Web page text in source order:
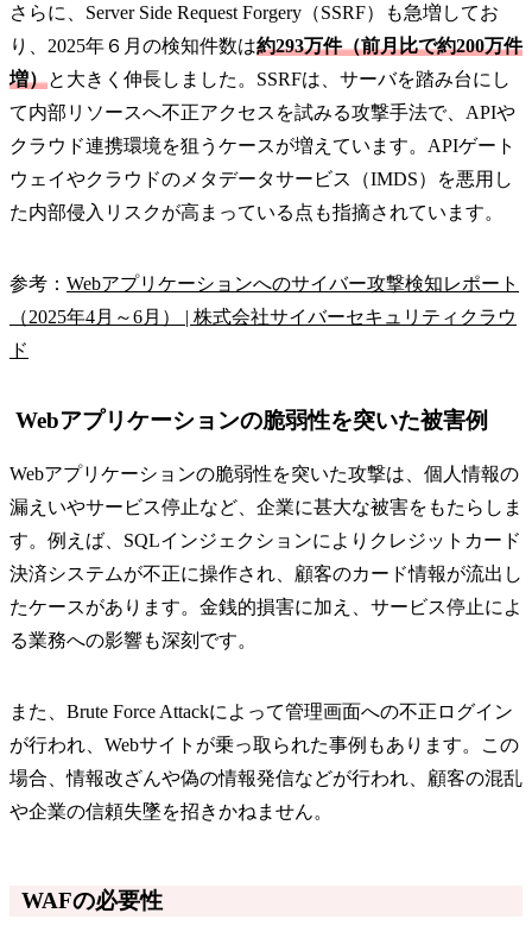
さらに、Server Side Request Forgery（SSRF）も急増してお
り、2025年６月の検知件数は約293万件（前月比で約200万件
増）と大きく伸長しました。SSRFは、サーバを踏み台にし
て内部リソースへ不正アクセスを試みる攻撃手法で、APIや
クラウド連携環境を狙うケースが増えています。APIゲート
ウェイやクラウドのメタデータサービス（IMDS）を悪用し
た内部侵入リスクが高まっている点も指摘されています。
参考： Webアプリケーションへのサイバー攻撃検知レポート
（2025年4月～6月） | 株式会社サイバーセキュリティクラウ
ド
Webアプリケーションの脆弱性を突いた被害例
Webアプリケーションの脆弱性を突いた攻撃は、個人情報の
漏えいやサービス停止など、企業に甚大な被害をもたらしま
す。例えば、SQLインジェクションによりクレジットカード
決済システムが不正に操作され、顧客のカード情報が流出し
たケースがあります。金銭的損害に加え、サービス停止によ
る業務への影響も深刻です。
また、Brute Force Attackによって管理画面への不正ログイン
が行われ、Webサイトが乗っ取られた事例もあります。この
場合、情報改ざんや偽の情報発信などが行われ、顧客の混乱
や企業の信頼失墜を招きかねません。
WAFの必要性